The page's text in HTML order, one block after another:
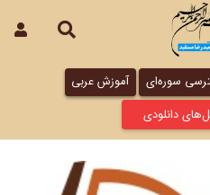
سوره‌ای
آموزش عربی
دانلودی